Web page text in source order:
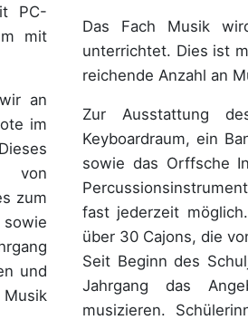
PC-
mit
an
im
von
zum
und
Das Fach Musik
unterrichtet. Dies ist
rei­chende Anzahl an
Zur Ausstattung
Keyboardraum, ein
sowie das Orffsche
fast jederzeit
über 30 Cajons, die
Seit Beginn des
Jahrgang das
musizieren.